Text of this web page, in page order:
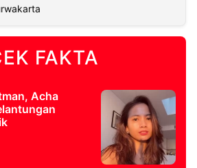
FAKTA
Acha